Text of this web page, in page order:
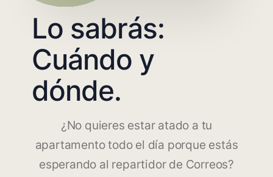
Lo sabrás:
Cuándo y
dónde.
¿No quieres estar atado a tu
apartamento todo el día porque estás
esperando al repartidor de Correos?